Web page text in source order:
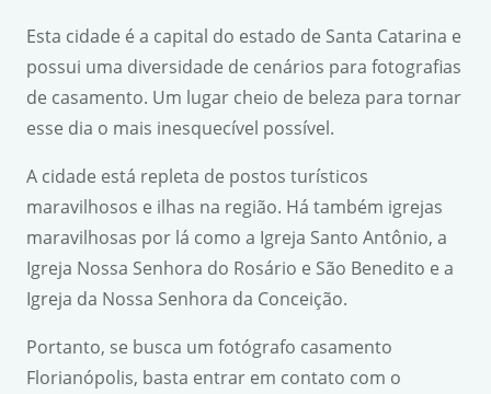
Esta cidade é a capital do estado de Santa Catarina e
possui uma diversidade de cenários para fotografias
de casamento. Um lugar cheio de beleza para tornar
esse dia o mais inesquecível possível.
A cidade está repleta de postos turísticos
maravilhosos e ilhas na região. Há também igrejas
maravilhosas por lá como a Igreja Santo Antônio, a
Igreja Nossa Senhora do Rosário e São Benedito e a
Igreja da Nossa Senhora da Conceição.
Portanto, se busca um fotógrafo casamento
Florianópolis, basta entrar em contato com o